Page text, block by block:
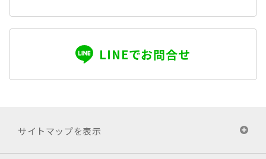
LINEでお問合せ
サイトマップを表示